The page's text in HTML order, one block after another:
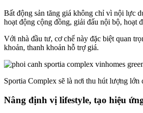
Bất động sản tăng giá không chỉ vì nội lực
hoạt động cộng đồng, giải đấu nội bộ, hoạt
Với nhà đầu tư, cơ chế này đặc biệt quan
khoản, thanh khoản hỗ trợ giá.
Sportia Complex sẽ là nơi thu hút lượng lớn
Nâng định vị lifestyle, tạo hiệu